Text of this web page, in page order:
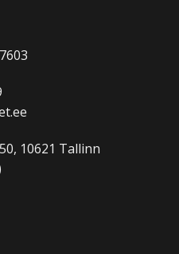
10621 Tallinn